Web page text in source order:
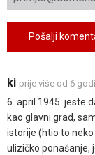
Pošalji
ki prije više od 6
6. april 1945. jeste
kao glavni grad,
istorije (htio to
ulizičko ponašanje,